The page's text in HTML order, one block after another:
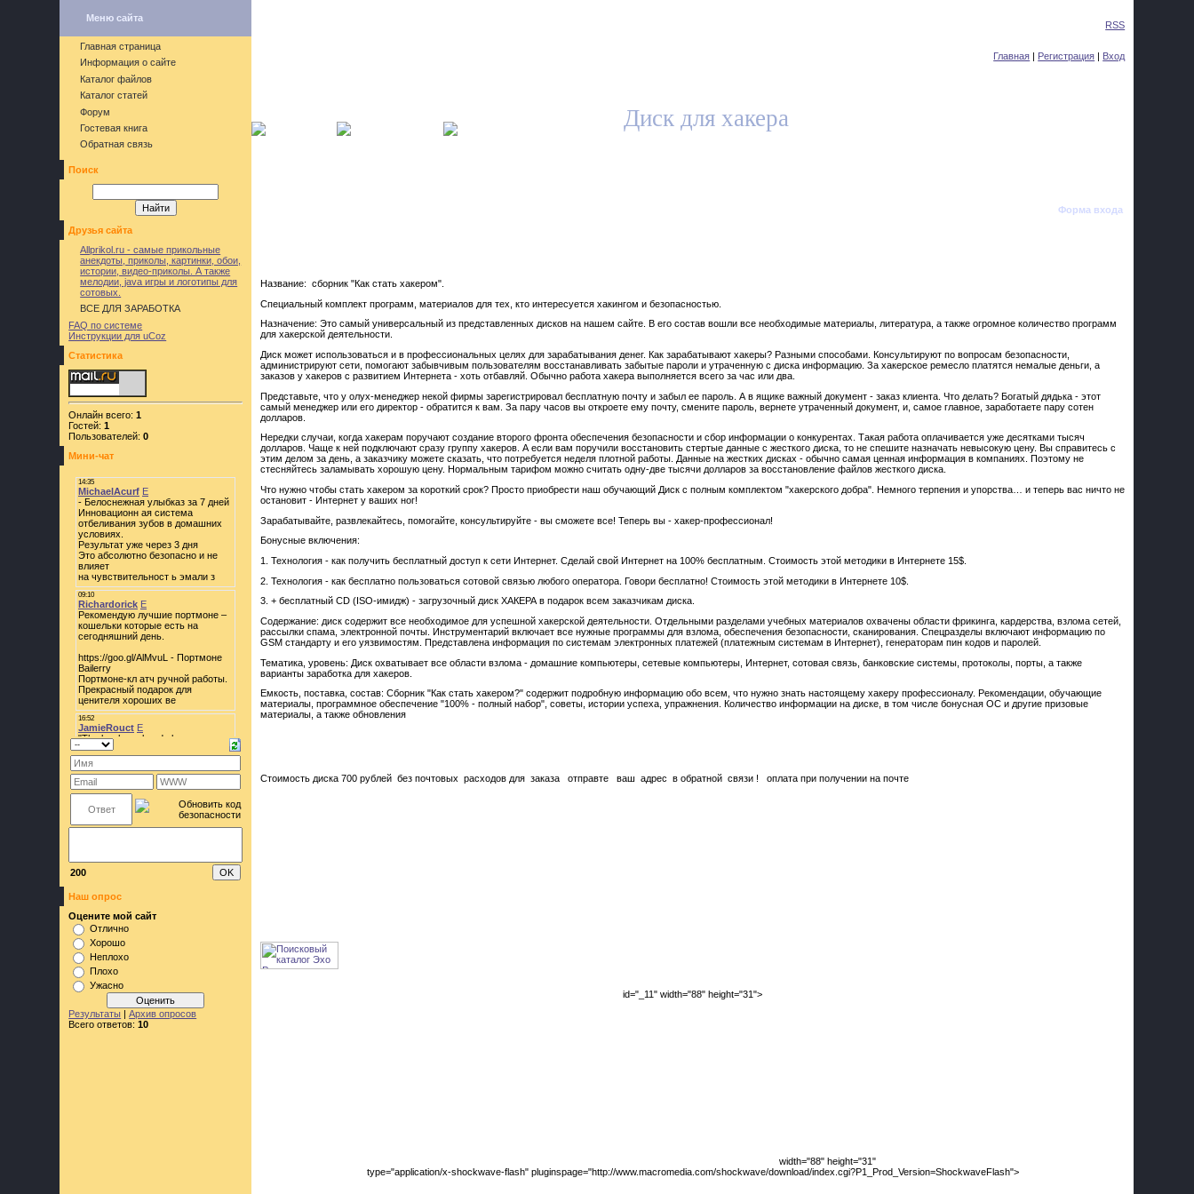
Меню сайта
Главная страница
Информация о сайте
Каталог файлов
Каталог статей
Форум
Гостевая книга
Обратная связь
Поиск
Друзья сайта
Allprikol.ru - самые прикольные
анекдоты, приколы, картинки, обои,
истории, видео-приколы. А также
мелодии, java игры и логотипы для
сотовых.
ВСЕ ДЛЯ ЗАРАБОТКА
FAQ по системе
Инструкции для uCoz
Статистика
Онлайн всего:1
Гостей:1
Пользователей:0
Мини-чат
200
Наш опрос
Оцените мой сайт
Отлично
Хорошо
Неплохо
Плохо
Ужасно
Результаты |Архив опросов
Всего ответов:10
RSS
Главная | Регистрация | Вход
Диск для хакера
Форма входа
Название: сборник "Как стать хакером".
Специальный комплект программ, материалов для тех, кто интересуется хакингом и безопасностью.
Назначение: Это самый универсальный из представленных дисков на нашем сайте. В его состав вошли все необходимые материалы, литература, а также огромное количество программ
для хакерской деятельности.
Диск может использоваться и в профессиональных целях для зарабатывания денег. Как зарабатывают хакеры? Разными способами. Консультируют по вопросам безопасности,
администрируют сети, помогают забывчивым пользователям восстанавливать забытые пароли и утраченную с диска информацию. За хакерское ремесло платятся немалые деньги, а
заказов у хакеров с развитием Интернета - хоть отбавляй. Обычно работа хакера выполняется всего за час или два.
Представьте, что у олух-менеджер некой фирмы зарегистрировал бесплатную почту и забыл ее пароль. А в ящике важный документ - заказ клиента. Что делать? Богатый дядька - этот
самый менеджер или его директор - обратится к вам. За пару часов вы откроете ему почту, смените пароль, вернете утраченный документ, и, самое главное, заработаете пару сотен
долларов.
Нередки случаи, когда хакерам поручают создание второго фронта обеспечения безопасности и сбор информации о конкурентах. Такая работа оплачивается уже десятками тысяч
долларов. Чаще к ней подключают сразу группу хакеров. А если вам поручили восстановить стертые данные с жесткого диска, то не спешите назначать невысокую цену. Вы справитесь с
этим делом за день, а заказчику можете сказать, что потребуется неделя плотной работы. Данные на жестких дисках - обычно самая ценная информация в компаниях. Поэтому не
стесняйтесь заламывать хорошую цену. Нормальным тарифом можно считать одну-две тысячи долларов за восстановление файлов жесткого диска.
Что нужно чтобы стать хакером за короткий срок? Просто приобрести наш обучающий Диск с полным комплектом "хакерского добра". Немного терпения и упорства… и теперь вас ничто не
остановит - Интернет у ваших ног!
Зарабатывайте, развлекайтесь, помогайте, консультируйте - вы сможете все! Теперь вы - хакер-профессионал!
Бонусные включения:
1. Технология - как получить бесплатный доступ к сети Интернет. Сделай свой Интернет на 100% бесплатным. Стоимость этой методики в Интернете 15$.
2. Технология - как бесплатно пользоваться сотовой связью любого оператора. Говори бесплатно! Стоимость этой методики в Интернете 10$.
3. + бесплатный CD (ISO-имидж) - загрузочный диск ХАКЕРА в подарок всем заказчикам диска.
Содержание: диск содержит все необходимое для успешной хакерской деятельности. Отдельными разделами учебных материалов охвачены области фрикинга, кардерства, взлома сетей,
рассылки спама, электронной почты. Инструментарий включает все нужные программы для взлома, обеспечения безопасности, сканирования. Спецразделы включают информацию по
GSM стандарту и его уязвимостям. Представлена информация по системам электронных платежей (платежным системам в Интернет), генераторам пин кодов и паролей.
Тематика, уровень: Диск охватывает все области взлома - домашние компьютеры, сетевые компьютеры, Интернет, сотовая связь, банковские системы, протоколы, порты, а также
варианты заработка для хакеров.
Емкость, поставка, состав: Сборник "Как стать хакером?" содержит подробную информацию обо всем, что нужно знать настоящему хакеру профессионалу. Рекомендации, обучающие
материалы, программное обеспечение "100% - полный набор", советы, истории успеха, упражнения. Количество информации на диске, в том числе бонусная ОС и другие призовые
материалы, а также обновления
Стоимость диска 700 рублей без почтовых расходов для заказа отправте ваш адрес в обратной связи ! оплата при получении на почте
id="_11" width="88" height="31">
width="88" height="31"
type="application/x-shockwave-flash" pluginspage="http://www.macromedia.com/shockwave/download/index.cgi?P1_Prod_Version=ShockwaveFlash">